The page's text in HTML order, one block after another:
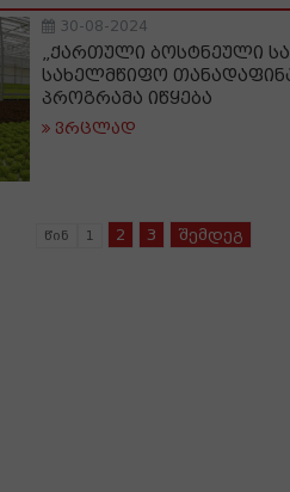
30-08-2024
„ქართული ბოსტნეული
სახელმწიფო
პროგრამა იწყება
ვრცლად
წინ 1 2 3 შემდეგ